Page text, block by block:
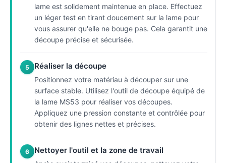
lame est solidement maintenue en place. Effectuez
un léger test en tirant doucement sur la lame pour
vous assurer qu'elle ne bouge pas. Cela garantit une
découpe précise et sécurisée.
5 Réaliser la découpe
Positionnez votre matériau à découper sur une
surface stable. Utilisez l'outil de découpe équipé de
la lame MS53 pour réaliser vos découpes.
Appliquez une pression constante et contrôlée pour
obtenir des lignes nettes et précises.
6 Nettoyer l'outil et la zone de travail